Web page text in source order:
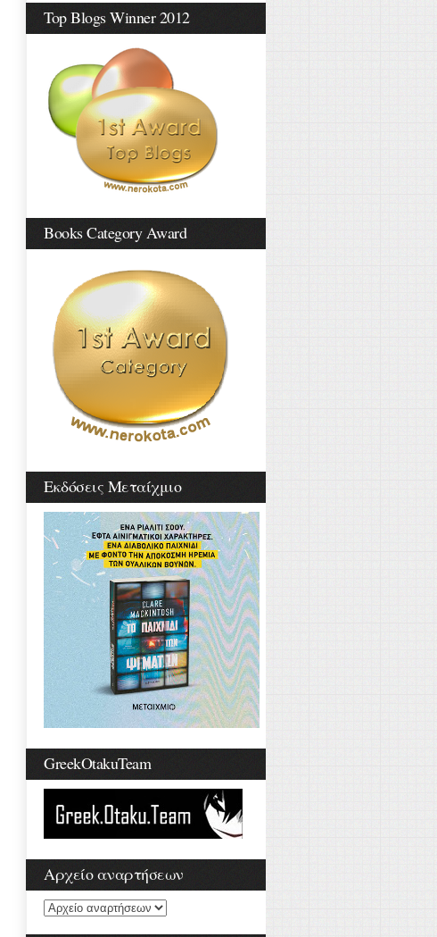
Top Blogs Winner 2012
Books Category Award
Εκδόσεις Μεταίχμιο
GreekOtakuTeam
Αρχείο αναρτήσεων